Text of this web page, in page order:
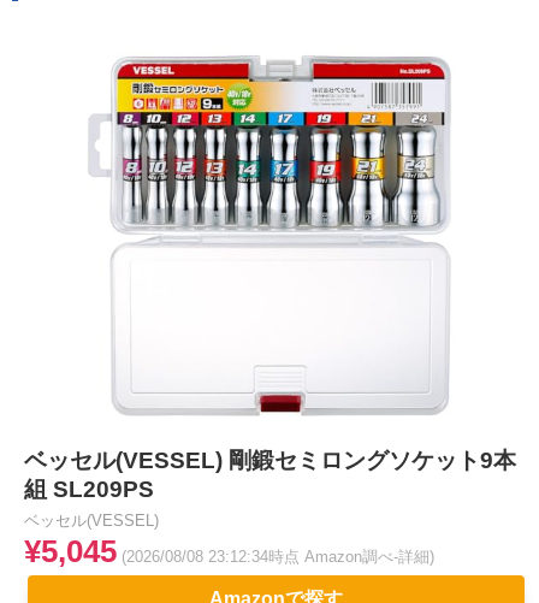
ベッセル(VESSEL) 剛鍛セミロングソケット9本
組 SL209PS
ベッセル(VESSEL)
¥5,045 (2026/08/08 23:12:34時点 Amazon調べ-詳細)